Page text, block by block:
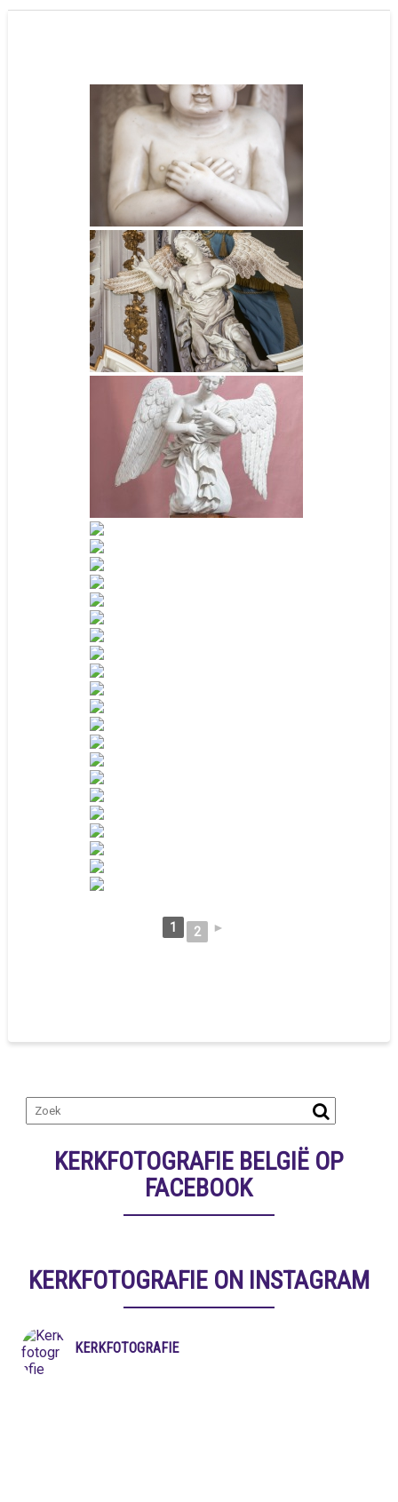
1 2 ►
KERKFOTOGRAFIE BELGIË OP
FACEBOOK
KERKFOTOGRAFIE ON INSTAGRAM
KERKFOTOGRAFIE